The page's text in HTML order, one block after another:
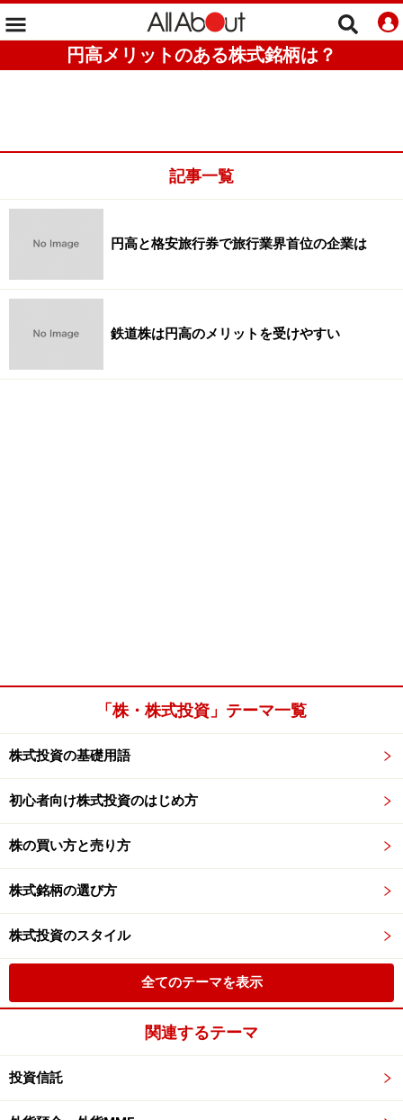
円高メリットのある株式銘柄は？
記事一覧
円高と格安旅行券で旅行業界首位の企業は
鉄道株は円高のメリットを受けやすい
「株・株式投資」テーマ一覧
株式投資の基礎用語
初心者向け株式投資のはじめ方
株の買い方と売り方
株式銘柄の選び方
株式投資のスタイル
全てのテーマを表示
関連するテーマ
投資信託